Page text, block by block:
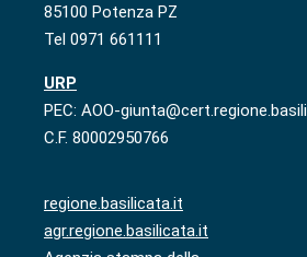
85100 Potenza PZ
Tel 0971 661111
URP
PEC: AOO-
C.F. 80002950766
regione.basilicata.it
agr.regione.basilicata.it